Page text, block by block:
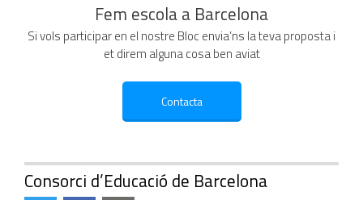
Fem escola a Barcelona
Si vols participar en el nostre Bloc envia’ns la teva proposta i
et direm alguna cosa ben aviat
Consorci d’Educació de Barcelona